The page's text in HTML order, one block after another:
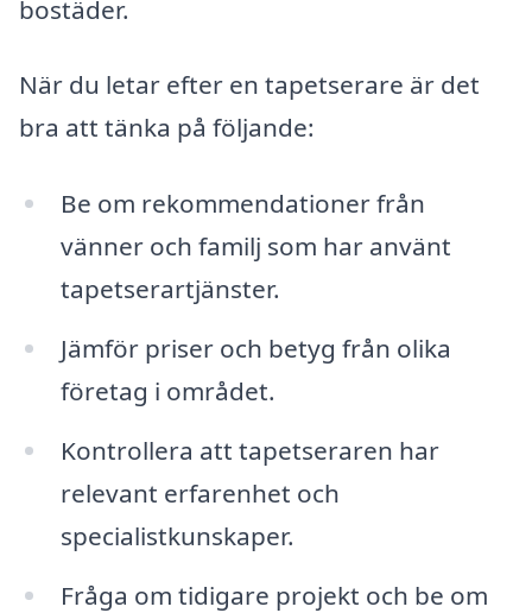
bostäder.
När du letar efter en tapetserare är det
bra att tänka på följande:
Be om rekommendationer från
vänner och familj som har använt
tapetserartjänster.
Jämför priser och betyg från olika
företag i området.
Kontrollera att tapetseraren har
relevant erfarenhet och
specialistkunskaper.
Fråga om tidigare projekt och be om